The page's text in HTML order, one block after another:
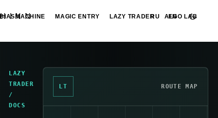
HINN
BIASMACHINE MAGIC ENTRY LAZY TRADER ALGO LAB
RU EN
LAZY
TRADER
/
DOCS
LT ROUTE MAP